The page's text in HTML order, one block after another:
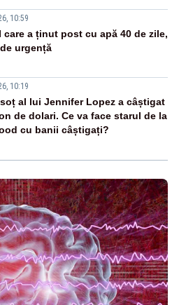
10:59
care a ținut post cu apă 40 de zile,
urgență
10:19
al lui Jennifer Lopez a câștigat
de dolari. Ce va face starul de la
cu banii câștigați?